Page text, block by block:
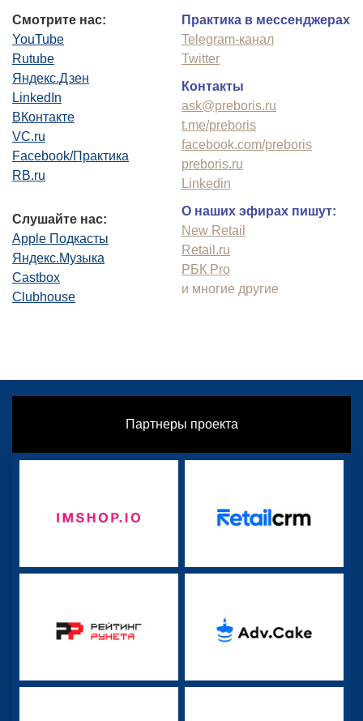
Смотрите нас:
YouTube
Rutube
Яндекс.Дзен
LinkedIn
ВКонтакте
VC.ru
Facebook/Практика
RB.ru
Слушайте нас:
Apple Подкасты
Яндекс.Музыка
Castbox
Clubhouse
Практика в мессенджерах
Telegram-канал
Twitter
Контакты
ask@preboris.ru
t.me/preboris
facebook.com/preboris
preboris.ru
Linkedin
О наших эфирах пишут:
New Retail
Retail.ru
РБК Pro
и многие другие
Партнеры проекта